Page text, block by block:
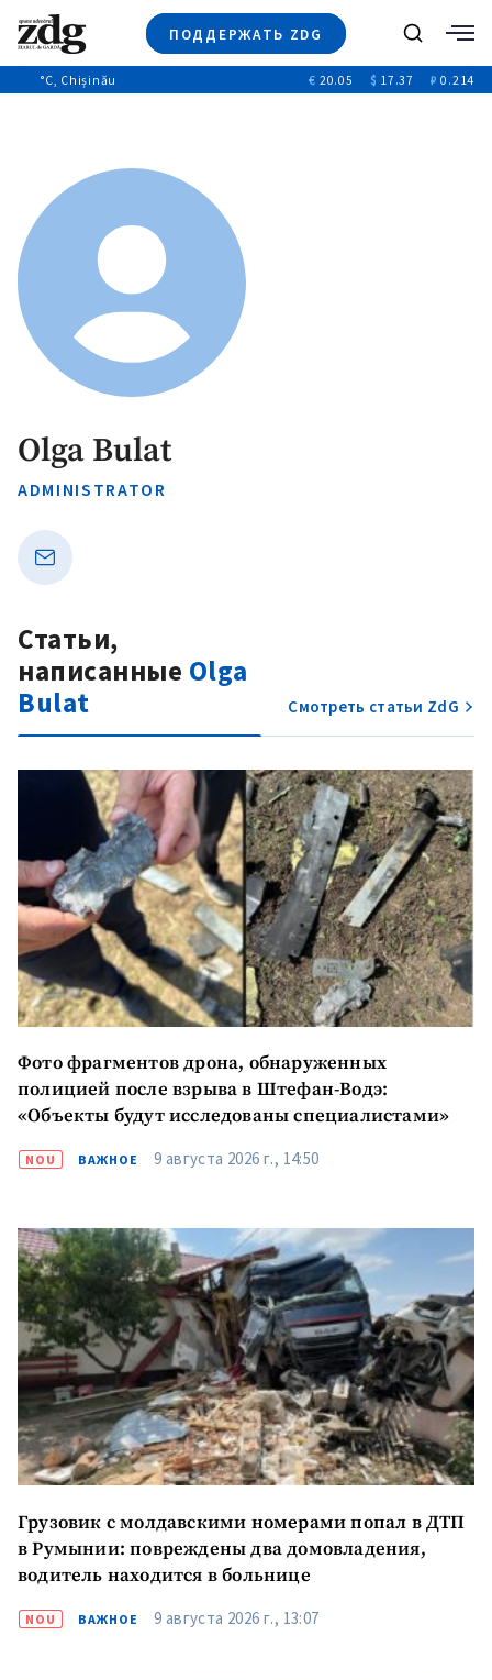
ПОДДЕРЖАТЬ ZDG
Новости
Поиск
°C, Chișinău € 20.05 $ 17.37 ₽ 0.214
Olga Bulat
ADMINISTRATOR
Статьи,
написанные Olga
Bulat
Смотреть статьи ZdG
Фото фрагментов дрона, обнаруженных
полицией после взрыва в Штефан-Водэ:
«Объекты будут исследованы специалистами»
NOU ВАЖНОЕ 9 августа 2026 г., 14:50
Грузовик с молдавскими номерами попал в ДТП
в Румынии: повреждены два домовладения,
водитель находится в больнице
NOU ВАЖНОЕ 9 августа 2026 г., 13:07